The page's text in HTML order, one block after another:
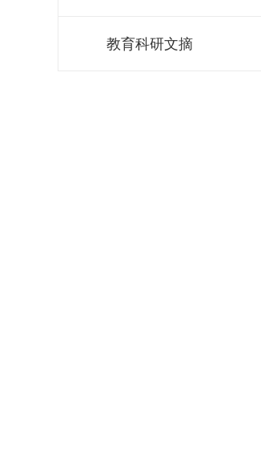
教育科研文摘